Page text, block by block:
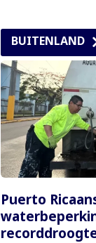
BUITENLAND
Puerto